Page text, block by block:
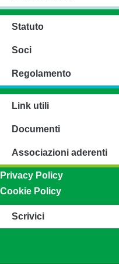
Statuto
Soci
Regolamento
Link utili
Documenti
Associazioni aderenti
Privacy Policy
Cookie Policy
Scrivici